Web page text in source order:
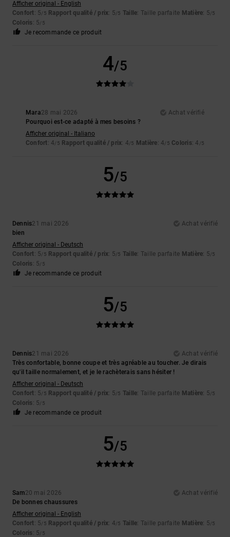
Afficher original - English
Confort: 5/5 Rapport qualité / prix: 5/5 Taille: Taille parfaite Matière: 5/5
Coloris: 5/5
Je recommande ce produit
4/5
Mara28 mai 2026
Achat vérifié
Pourquoi est-ce adapté à mes besoins ?
Afficher original - Italiano
Confort: 4/5 Rapport qualité / prix: 4/5 Matière: 4/5 Coloris: 4 /5
5/5
Dennis21 mai 2026
Achat vérifié
bien
Afficher original - Deutsch
Confort: 5/5 Rapport qualité / prix: 5/5 Taille: Taille parfaite Matière: 5/5
Coloris: 5/5
Je recommande ce produit
5/5
Dennis21 mai 2026
Achat vérifié
Très confortable, bonne coupe et très agréable au toucher. Je dirais
qu'il taille normalement, et je le rachèterais sans hésiter !
Afficher original - Deutsch
Confort: 5/5 Rapport qualité / prix: 5/5 Taille: Taille parfaite Matière: 5/5
Coloris: 5/5
Je recommande ce produit
5/5
Sam20 mai 2026
Achat vérifié
De bonnes chaussures
Afficher original - English
Confort: 5/5 Rapport qualité / prix: 4/5 Taille: Taille parfaite Matière: 5/5
Coloris: 5/5